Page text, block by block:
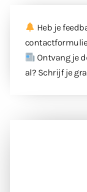
Heb je
Ontvang je
al? Schrijf je